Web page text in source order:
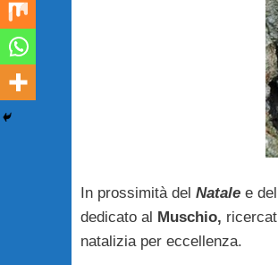
In prossimità del Natalee
dedicato al Muschio,
natalizia per eccellenza.